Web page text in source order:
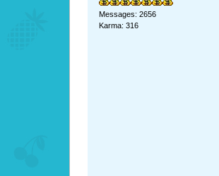
Messages: 2656
Karma: 316